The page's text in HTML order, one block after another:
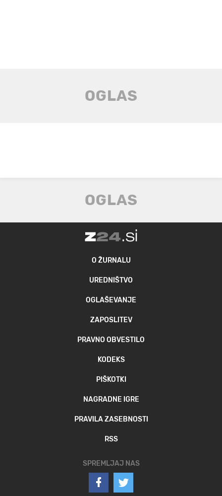
O ŽURNALU
UREDNIŠTVO
OGLAŠEVANJE
ZAPOSLITEV
PRAVNO OBVESTILO
KODEKS
PIŠKOTKI
NAGRADNE IGRE
PRAVILA ZASEBNOSTI
RSS
SPREMLJAJ NAS